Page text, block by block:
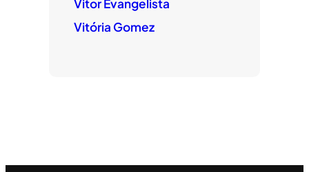
Vitor Evangelista
Vitória Gomez